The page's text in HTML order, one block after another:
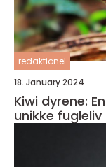
redaktionel
18. January 2024
Kiwi dyrene:
unikke fugleliv